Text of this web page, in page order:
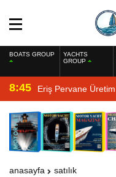
BOATS GROUP
YACHTS
GROUP
8:45 Eriş Pervane
anasayfa satılık